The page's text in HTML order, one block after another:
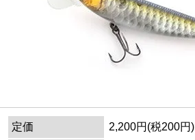
定価
2,200円(税200円)